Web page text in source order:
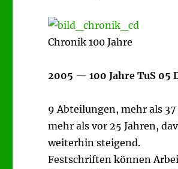
Chronik 100 Jahre
2005 — 100 Jahre TuS 05
9 Abteilungen, mehr als
mehr als vor 25 Jahren,
weiterhin steigend.
Festschriften können